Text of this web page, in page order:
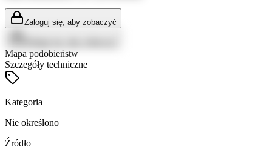
Zaloguj się, aby zobaczyć
Mapa podobieństw
Szczegóły techniczne
Kategoria
Nie określono
Źródło